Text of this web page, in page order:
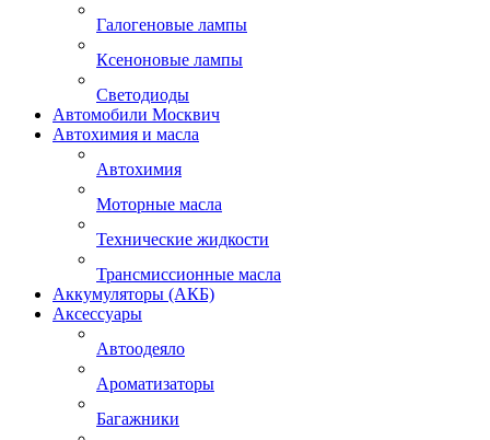
Галогеновые лампы
Ксеноновые лампы
Светодиоды
Автомобили Москвич
Автохимия и масла
Автохимия
Моторные масла
Технические жидкости
Трансмиссионные масла
Аккумуляторы (АКБ)
Аксессуары
Автоодеяло
Ароматизаторы
Багажники